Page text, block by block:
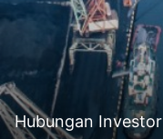
Hubungan Investor